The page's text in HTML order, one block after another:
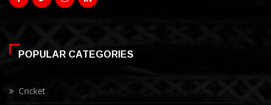
POPULAR CATEGORIES
Cricket